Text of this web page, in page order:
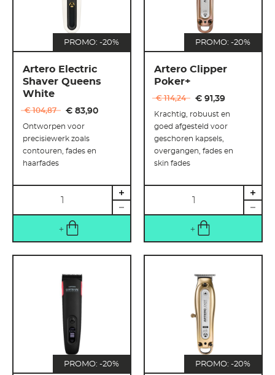
PROMO: -20%
Artero Electric
Shaver Queens
White
€ 104,87 € 83,90
Ontworpen voor
precisiewerk zoals
contouren, fades en
haarfades
PROMO: -20%
Artero Clipper
Poker+
€ 114,24 € 91,39
Krachtig, robuust en
goed afgesteld voor
geschoren kapsels,
overgangen, fades en
skin fades
PROMO: -20% PROMO: -20%